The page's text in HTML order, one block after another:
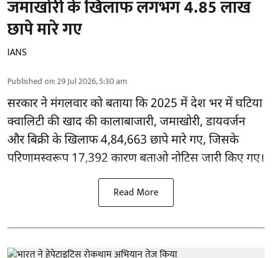
जमाखोरी के खिलाफ लगभग 4.85 लाख
छापे मारे गए
IANS
Published on:29 Jul 2026, 5:30 am
सरकार ने मंगलवार को बताया कि 2025 में देश भर में घटिया
क्वालिटी की खाद की कालाबाजारी, जमाखोरी, डायवर्जन
और बिक्री के खिलाफ 4,84,663 छापे मारे गए, जिसके
परिणामस्वरूप 17,392 कारण बताओ नोटिस जारी किए गए।
Read More